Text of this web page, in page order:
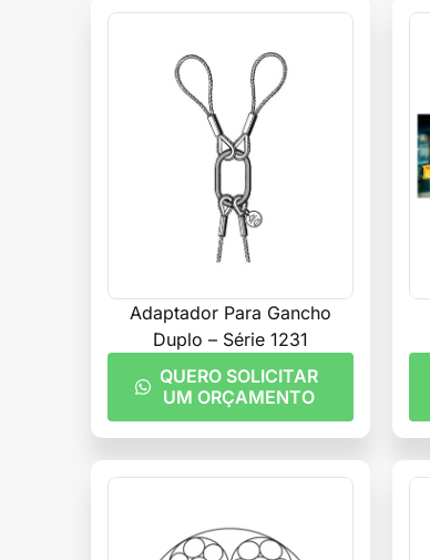
Adaptador Para Gancho
Duplo – Série 1231
QUERO SOLICITAR
UM ORÇAMENTO